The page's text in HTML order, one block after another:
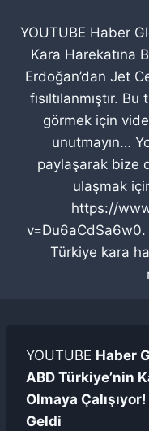
YOUTUBE Haber
Kara Harekatına
Erdoğan’dan Jet
fısıltılanmıştır.
görmek için
unutmayın…
paylaşarak bize
ulaşmak
https://
Türkiye kara
YOUTUBE Haber
ABD Türkiye’nin
Olmaya
Geldi